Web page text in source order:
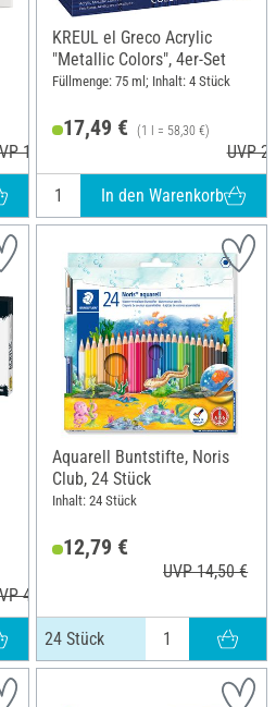
12,40 €
KREUL el Greco Acrylic
"Metallic Colors", 4er-Set
Füllmenge: 75 ml; Inhalt: 4 Stück
17,49 € (1 l = 58,30 €)
UVP
In den Warenkorb
45,99 €
Aquarell Buntstifte, Noris
Club, 24 Stück
Inhalt: 24 Stück
12,79 €
UVP 14,50 €
24 Stück